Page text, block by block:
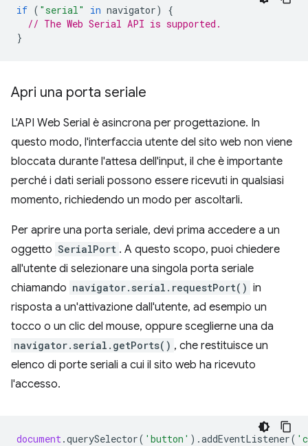
if ( "serial" in navigator)
{
// The Web Serial API is supported.
}
Apri una porta seriale
L'API Web Serial è asincrona per progettazione. In
questo modo, l'interfaccia utente del sito web non viene
bloccata durante l'attesa dell'input, il che è importante
perché i dati seriali possono essere ricevuti in qualsiasi
momento, richiedendo un modo per ascoltarli.
Per aprire una porta seriale, devi prima accedere a un
oggetto SerialPort . A questo scopo, puoi chiedere
all'utente di selezionare una singola porta seriale
chiamando navigator.serial.requestPort() in
risposta a un'attivazione dall'utente, ad esempio un
tocco o un clic del mouse, oppure sceglierne una da
navigator.serial.getPorts() , che restituisce un
elenco di porte seriali a cui il sito web ha ricevuto
l'accesso.
document.querySelector( 'button' ).addEventListener(